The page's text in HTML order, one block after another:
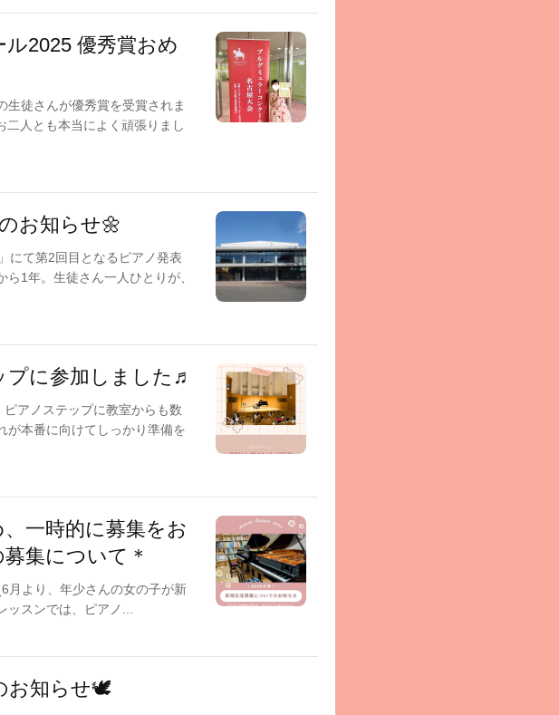
2025 優秀賞おめ
生徒さんが優秀賞を受賞されま
人とも本当によく頑張りまし
お知らせ🌼
にて第2回目となるピアノ発表
1年。生徒さん一人ひとりが、
プに参加しました♬
アノステップに教室からも数
が本番に向けてしっかり準備を
一時的に募集をお
集について＊
月より、年少さんの女の子が新
スンでは、ピアノ...
お知らせ🕊️